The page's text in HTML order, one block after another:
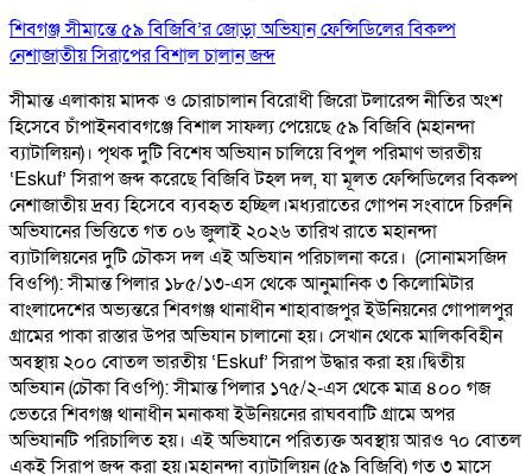
শিবগঞ্জ সীমান্তে ৫৯ বিজিবি’র জোড়া অভিযান ফেন্সিডিলের বিকল্প
নেশাজাতীয় সিরাপের বিশাল চালান জব্দ
সীমান্ত এলাকায় মাদক ও চোরাচালান বিরোধী জিরো টলারেন্স নীতির অংশ
হিসেবে চাঁপাইনবাবগঞ্জে বিশাল সাফল্য পেয়েছে ৫৯ বিজিবি (মহানন্দা
ব্যাটালিয়ন)। পৃথক দুটি বিশেষ অভিযান চালিয়ে বিপুল পরিমাণ ভারতীয়
‘Eskuf’ সিরাপ জব্দ করেছে বিজিবি টহল দল, যা মূলত ফেন্সিডিলের বিকল্প
নেশাজাতীয় দ্রব্য হিসেবে ব্যবহৃত হচ্ছিল। ​মধ্যরাতের গোপন সংবাদে চিরুনি
অভিযানের ভিত্তিতে গত ০৬ জুলাই ২০২৬ তারিখ রাতে মহানন্দা
ব্যাটালিয়নের দুটি চৌকস দল এই অভিযান পরিচালনা করে। ​ (সোনামসজিদ
বিওপি): সীমান্ত পিলার ১৮৫/১৩-এস থেকে আনুমানিক ৩ কিলোমিটার
বাংলাদেশের অভ্যন্তরে শিবগঞ্জ থানাধীন শাহাবাজপুর ইউনিয়নের গোপালপুর
গ্রামের পাকা রাস্তার উপর অভিযান চালানো হয়। সেখান থেকে মালিকবিহীন
অবস্থায় ২০০ বোতল ভারতীয় ‘Eskuf’ সিরাপ উদ্ধার করা হয়। ​দ্বিতীয়
অভিযান (চৌকা বিওপি): সীমান্ত পিলার ১৭৫/২-এস থেকে মাত্র ৪০০ গজ
ভেতরে শিবগঞ্জ থানাধীন মনাকষা ইউনিয়নের রাঘববাটি গ্রামে অপর
অভিযানটি পরিচালিত হয়। এই অভিযানে পরিত্যক্ত অবস্থায় আরও ৭০ বোতল
একই সিরাপ জব্দ করা হয়। ​ মহানন্দা ব্যাটালিয়ন (৫৯ বিজিবি) গত ৩ মাসে